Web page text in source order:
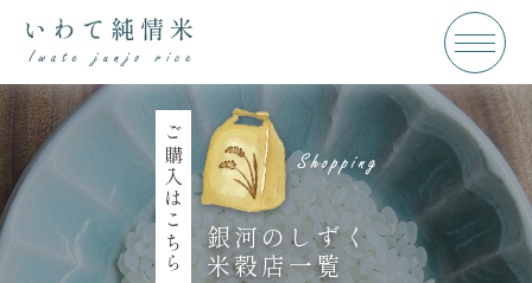
日本語 ENGLISH 簡体中文 繁体中文
ご購入はこちら
銀河のしずく
米穀店一覧